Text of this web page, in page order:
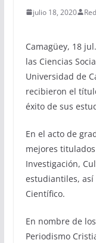
julio 18, 2020
Camagüey, 18
las Ciencias
Universidad de
recibieron el
éxito de sus
En el acto de
mejores
Investigación,
estudiantiles, así
Científico.
En nombre de
Periodismo